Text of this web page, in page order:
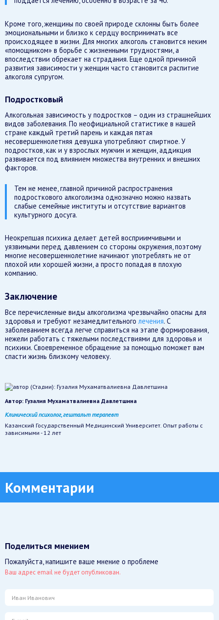
Кроме того, женщины по своей природе склонны быть более
эмоциональными и близко к сердцу воспринимать все
происходящее в жизни. Для многих алкоголь становится неким
«помощником» в борьбе с жизненными трудностями, а
впоследствии обрекает на страдания. Еще одной причиной
развития зависимости у женщин часто становится распитие
алкоголя супругом.
Подростковый
Алкогольная зависимость у подростков – один из страшнейших
видов заболевания. По неофициальной статистике в нашей
стране каждый третий парень и каждая пятая
несовершеннолетняя девушка употребляют спиртное. У
подростков, как и у взрослых мужчин и женщин, аддикция
развивается под влиянием множества внутренних и внешних
факторов.
Тем не менее, главной причиной распространения
подросткового алкоголизма однозначно можно назвать
слабые семейные институты и отсутствие вариантов
культурного досуга.
Неокрепшая психика делает детей восприимчивыми и
уязвимыми перед давлением со стороны окружения, поэтому
многие несовершеннолетние начинают употреблять не от
плохой или хорошей жизни, а просто попадая в плохую
компанию.
Заключение
Все перечисленные виды алкоголизма чрезвычайно опасны для
здоровья и требуют незамедлительного лечения. С
заболеванием всегда легче справиться на этапе формирования,
нежели работать с тяжелыми последствиями для здоровья и
психики. Своевременное обращение за помощью поможет вам
спасти жизнь близкому человеку.
Автор: Гузалия Мухаматвалиевна Давлетшина
Клинический психолог, гештальт терапевт
Казанский Государственный Медицинский Университет. Опыт работы с
зависимыми - 12 лет
Комментарии
Поделиться мнением
Пожалуйста, напишите ваше мнение о проблеме
Ваш адрес email не будет опубликован.